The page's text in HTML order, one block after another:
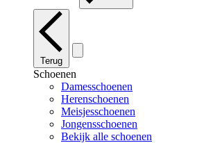
Terug
Schoenen
Damesschoenen
Herenschoenen
Meisjesschoenen
Jongensschoenen
Bekijk alle schoenen